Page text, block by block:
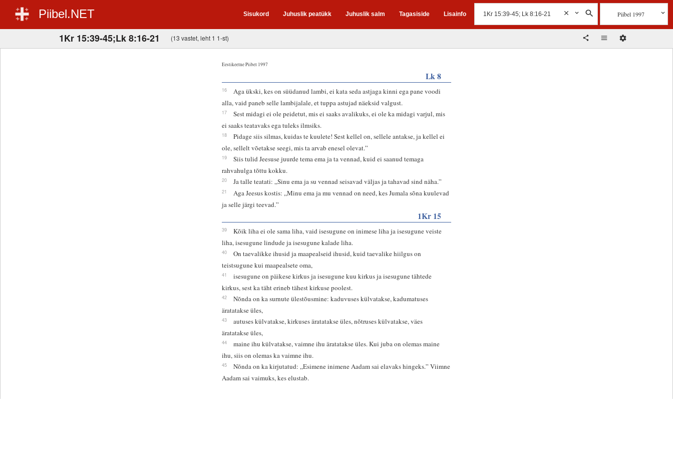
Piibel.NET Sisukord Juhuslik peatükk Juhuslik salm Tagasiside Lisainfo Piibel 1997
1Kr 15:39-45;Lk 8:16-21 (13 vastet, leht 1 1-st)
Eestikeelne Piibel 1997
Lk 8
16
Aga ükski, kes on süüdanud lambi, ei kata seda astjaga kinni ega pane voodi
alla, vaid paneb selle lambijalale, et tuppa astujad näeksid valgust.
17
Sest midagi ei ole peidetut, mis ei saaks avalikuks, ei ole ka midagi varjul, mis
ei saaks teatavaks ega tuleks ilmsiks.
18
Pidage siis silmas, kuidas te kuulete! Sest kellel on, sellele antakse, ja kellel ei
ole, sellelt võetakse seegi, mis ta arvab enesel olevat.”
19
Siis tulid Jeesuse juurde tema ema ja ta vennad, kuid ei saanud temaga
rahvahulga tõttu kokku.
20 Ja talle teatati: „Sinu ema ja su vennad seisavad väljas ja tahavad sind näha.”
21
Aga Jeesus kostis: „Minu ema ja mu vennad on need, kes Jumala sõna kuulevad
ja selle järgi teevad.”
1Kr 15
39
Kõik liha ei ole sama liha, vaid isesugune on inimese liha ja isesugune veiste
liha, isesugune lindude ja isesugune kalade liha.
40
On taevalikke ihusid ja maapealseid ihusid, kuid taevalike hiilgus on
teistsugune kui maapealsete oma,
41
isesugune on päikese kirkus ja isesugune kuu kirkus ja isesugune tähtede
kirkus, sest ka täht erineb tähest kirkuse poolest.
42
Nõnda on ka surnute ülestõusmine: kaduvuses külvatakse, kadumatuses
äratatakse üles,
43
autuses külvatakse, kirkuses äratatakse üles, nõtruses külvatakse, väes
äratatakse üles,
44
maine ihu külvatakse, vaimne ihu äratatakse üles. Kui juba on olemas maine
ihu, siis on olemas ka vaimne ihu.
45
Nõnda on ka kirjutatud: „Esimene inimene Aadam sai elavaks hingeks.” Viimne
Aadam sai vaimuks, kes elustab.